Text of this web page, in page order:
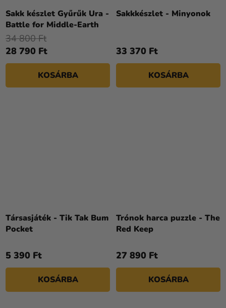
Sakk készlet Gyűrűk Ura -
Battle for Middle-Earth
28 790 Ft
34 800 Ft
KOSÁRBA
Sakkkészlet - Minyonok
33 370 Ft
KOSÁRBA
Társasjáték - Tik Tak Bum
Pocket
5 390 Ft
KOSÁRBA
Trónok harca puzzle - The
Red Keep
27 890 Ft
KOSÁRBA